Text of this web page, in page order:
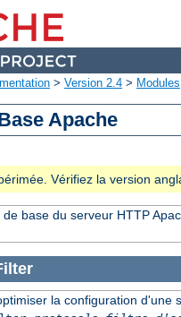
> Version 2.4 > Modules
Apache
Vérifiez la version
base du serveur HTTP
la configuration d'une